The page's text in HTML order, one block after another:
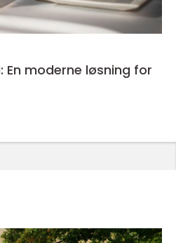
En moderne løsning for